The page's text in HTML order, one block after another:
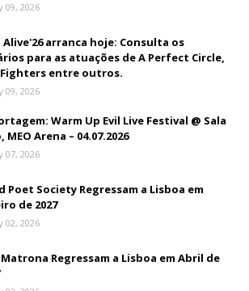
09, 2026
Alive'26 arranca hoje: Consulta os
para as atuações de A Perfect Circle,
Fighters entre outros.
09, 2026
Warm Up Evil Live Festival @ Sala
MEO Arena – 04.07.2026
07, 2026
Poet Society Regressam a Lisboa em
de 2027
02, 2026
Matrona Regressam a Lisboa em Abril de